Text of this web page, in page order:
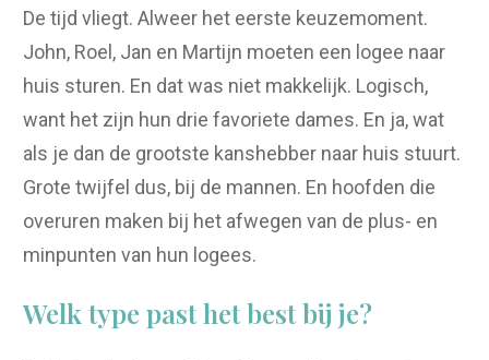
De tijd vliegt. Alweer het eerste keuzemoment.
John, Roel, Jan en Martijn moeten een logee naar
huis sturen. En dat was niet makkelijk. Logisch,
want het zijn hun drie favoriete dames. En ja, wat
als je dan de grootste kanshebber naar huis stuurt.
Grote twijfel dus, bij de mannen. En hoofden die
overuren maken bij het afwegen van de plus- en
minpunten van hun logees.
Welk type past het best bij je?